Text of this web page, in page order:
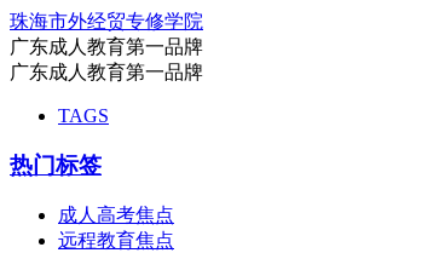
珠海市外经贸专修学院
广东成人教育第一品牌
广东成人教育第一品牌
TAGS
热门标签
成人高考焦点
远程教育焦点